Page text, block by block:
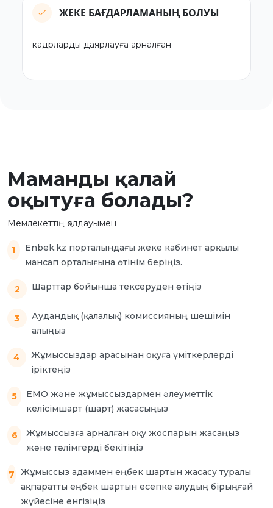
ЖЕКЕ БАҒДАРЛАМАНЫҢ БОЛУЫ
кадрларды даярлауға арналған
Маманды қалай
оқытуға болады?
Мемлекеттің қолдауымен
Enbek.kz порталындағы жеке кабинет арқылы
мансап орталығына өтінім беріңіз.
Шарттар бойынша тексеруден өтіңіз
Аудандық (қалалық) комиссияның шешімін
алыңыз
Жұмыссыздар арасынан оқуға үміткерлерді
іріктеңіз
ЕМО және жұмыссыздармен әлеуметтік
келісімшарт (шарт) жасасыңыз
Жұмыссызға арналған оқу жоспарын жасаңыз
және тәлімгерді бекітіңіз
Жұмыссыз адаммен еңбек шартын жасасу туралы
ақпаратты еңбек шартын есепке алудың бірыңғай
жүйесіне енгізіңіз